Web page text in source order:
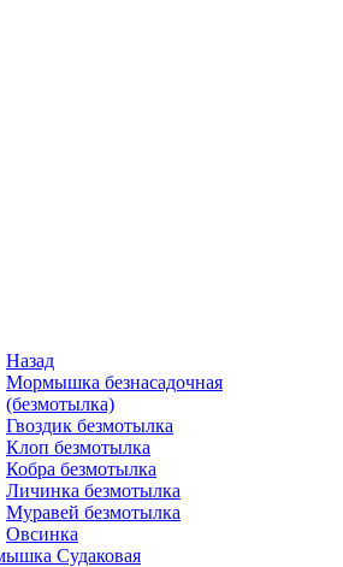
Назад
Мормышка безнасадочная
(безмотылка)
Гвоздик безмотылка
Клоп безмотылка
Кобра безмотылка
Личинка безмотылка
Муравей безмотылка
Овсинка
Судаковая